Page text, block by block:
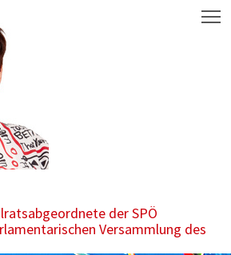
Frau hat das Recht auf einen sicheren
der SPÖ
Versammlung des